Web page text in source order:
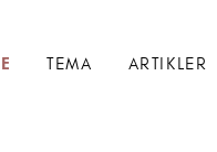
TEMA ARTIKLER